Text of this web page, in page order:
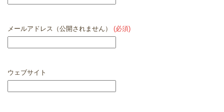
メールアドレス（公開されません） (必須)
ウェブサイト